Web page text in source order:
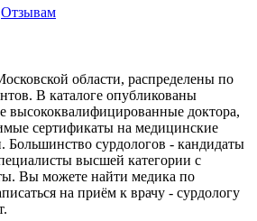
Отзывам
области, распределены по
В каталоге опубликованы
высококвалифицированные доктора,
сертификаты на медицинские
Большинство сурдологов - кандидаты
высшей категории с
Вы можете найти медика по
на приём к врачу - сурдологу